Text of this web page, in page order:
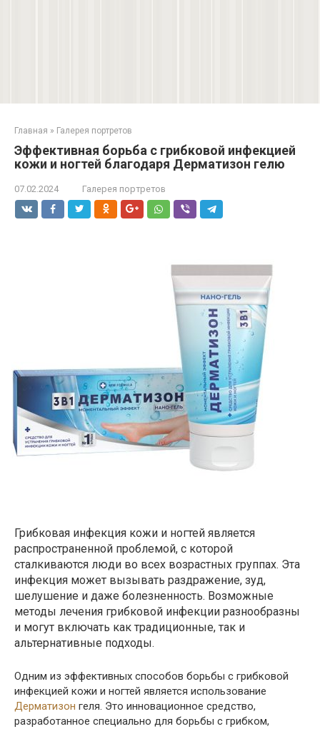
Главная » Галерея портретов
Эффективная борьба с грибковой инфекцией
кожи и ногтей благодаря Дерматизон гелю
07.02.2024 Галерея портретов
Грибковая инфекция кожи и ногтей является
распространенной проблемой, с которой
сталкиваются люди во всех возрастных группах. Эта
инфекция может вызывать раздражение, зуд,
шелушение и даже болезненность. Возможные
методы лечения грибковой инфекции разнообразны
и могут включать как традиционные, так и
альтернативные подходы.
Одним из эффективных способов борьбы с грибковой
инфекцией кожи и ногтей является использование
Дерматизон геля. Это инновационное средство,
разработанное специально для борьбы с грибком,